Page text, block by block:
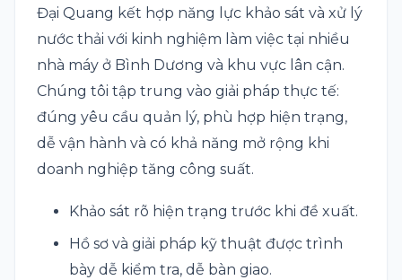
Đại Quang kết hợp năng lực khảo sát và xử lý
nước thải với kinh nghiệm làm việc tại nhiều
nhà máy ở Bình Dương và khu vực lân cận.
Chúng tôi tập trung vào giải pháp thực tế:
đúng yêu cầu quản lý, phù hợp hiện trạng,
dễ vận hành và có khả năng mở rộng khi
doanh nghiệp tăng công suất.
Khảo sát rõ hiện trạng trước khi đề xuất.
Hồ sơ và giải pháp kỹ thuật được trình
bày dễ kiểm tra, dễ bàn giao.